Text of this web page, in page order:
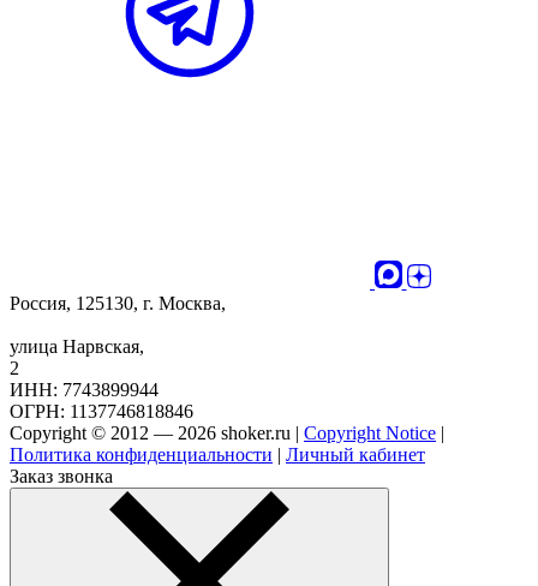
Россия, 125130, г. Москва,
улица Нарвская,
2
ИНН: 7743899944
ОГРН: 1137746818846
Copyright © 2012 — 2026 shoker.ru | Copyright Notice |
Политика конфиденциальности | Личный кабинет
Заказ звонка